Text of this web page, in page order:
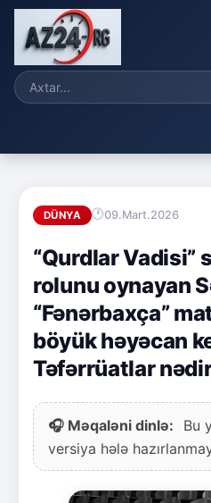
DÜNYA 09.Mart.2026
“Qurdlar Vadisi”
rolunu oynayan
“Fənərbaxça”
böyük həyəcan
Təfərrüatlar
🎧 Məqaləni dinlə:
Bu
versiya hələ